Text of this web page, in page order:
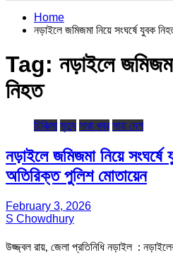
Home
নড়াইলে জমিজমা নিয়ে সংঘর্ষে যুবক
Tag: নড়াইলে
নিহত
চিকিত্সা মৃত্যু সারা খবর সারা দেশ
নড়াইলে জমিজমা নিয়ে
অতিরিক্ত পুলিশ মোতায়েন
February 3, 2026
S Chowdhury
উজ্জ্বল রায়, জেলা প্রতিনিধি নড়াইল :